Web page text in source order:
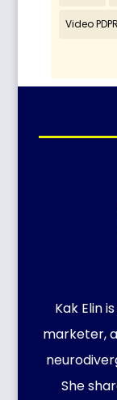
Video
Kak Elin
marketer,
She